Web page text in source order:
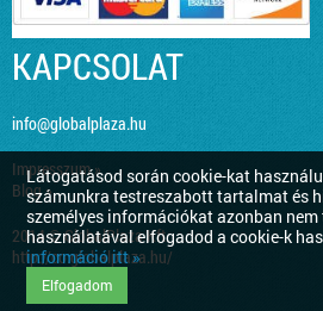
Látogatásod során cookie-kat
számunkra testreszabott tartalmat és
személyes információkat azonban
használatával elfogadod a cookie-k
információ itt »
Elfogadom
KAPCSOLAT
info@globalplaza.hu
Impresszum »
Blog »
2014 © GlobalPlaza Kft.
http://co.globalplaza.hu/